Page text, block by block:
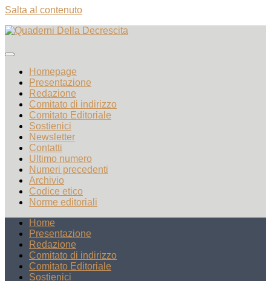
Salta al contenuto
Homepage
Presentazione
Redazione
Comitato di indirizzo
Comitato Editoriale
Sostienici
Newsletter
Contatti
Ultimo numero
Numeri precedenti
Archivio
Codice etico
Norme editoriali
Home
Presentazione
Redazione
Comitato di indirizzo
Comitato Editoriale
Sostienici